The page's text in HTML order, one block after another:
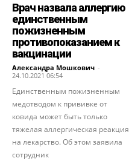
Врач назвала аллергию
единственным
пожизненным
противопоказанием к
вакцинации
Александра Мошкович -
24.10.2021 06:54
Единственным пожизненным
медотводом к прививке от
ковида может быть только
тяжелая аллергическая реакция
на лекарство. Об этом заявила
сотрудник